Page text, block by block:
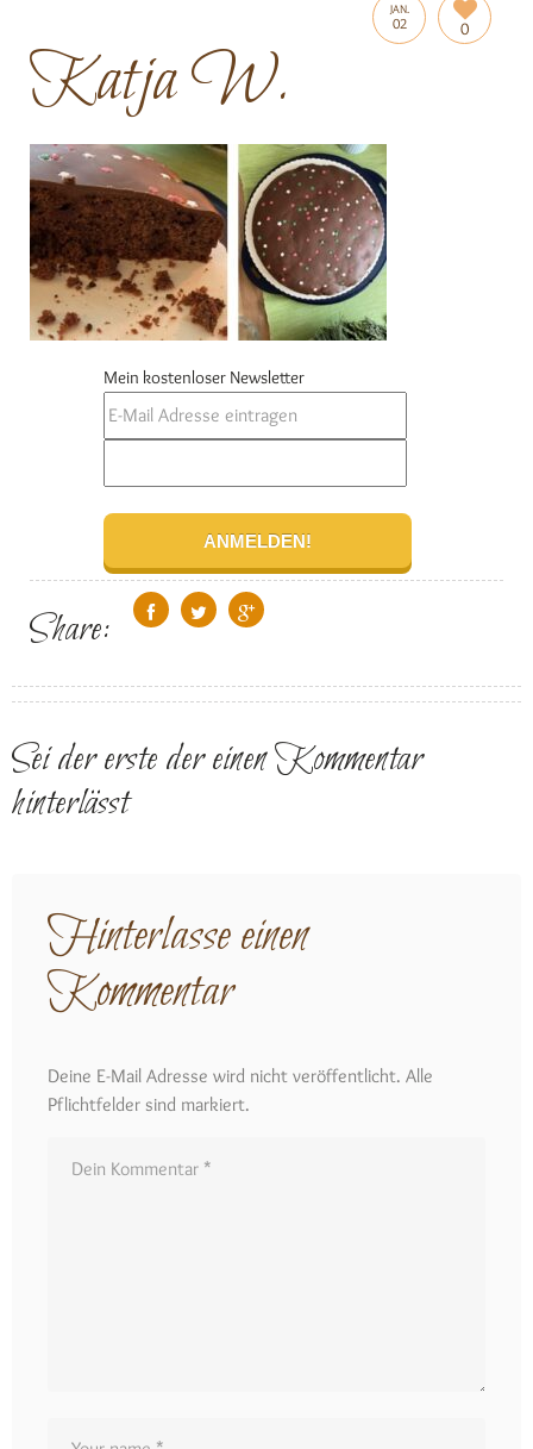
JAN.
02 0
Katja W.
Mein kostenloser Newsletter
Share:
Sei der erste der einen Kommentar
hinterlässt
Hinterlasse einen
Kommentar
Deine E-Mail Adresse wird nicht veröffentlicht. Alle
Pflichtfelder sind markiert.